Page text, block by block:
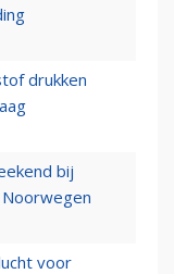
drukken
bij
Noorwegen
voor